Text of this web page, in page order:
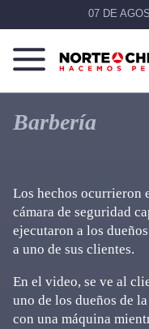
07 DE
Norte
Chihuahua
Más
que
noticias,
Barbería
Los hechos ocurrieron
cámara de seguridad
ejecutaron a los
a uno de sus clientes.
En el video, se ve al
uno de los dueños de
con una máquina